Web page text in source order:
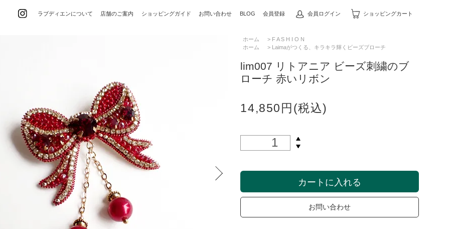
ラブディエンについて 店舗のご案内 ショッピングガイド お問い合わせ BLOG 会員登録 会員ログイン ショッピングカート
ホーム > F A S H I O N
ホーム
> Laimaがつくる、キラキラ輝くビーズブローチ
lim007 リトアニア ビーズ刺繍のブ
ローチ 赤いリボン
14,850円(税込)
カートに入れる
お問い合わせ